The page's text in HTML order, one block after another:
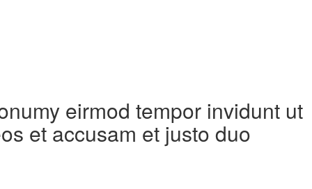
eirmod tempor invidunt ut
et accusam et justo duo